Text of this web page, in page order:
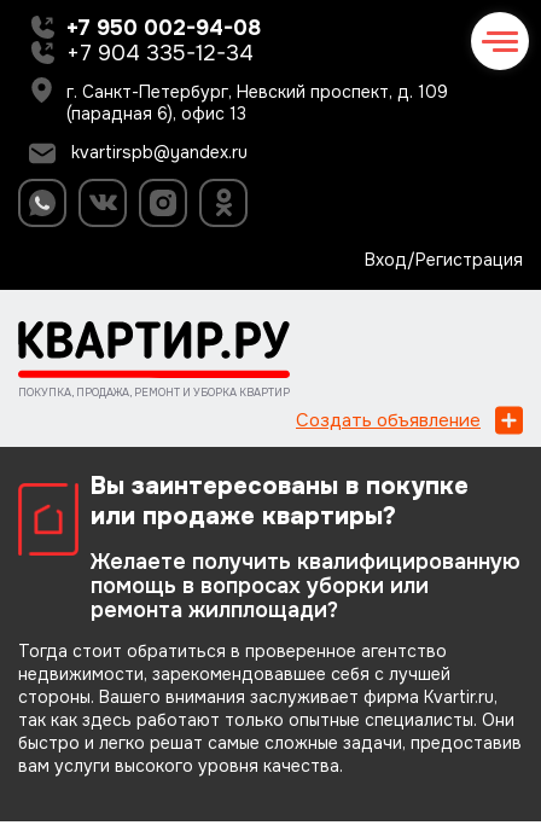
+7 950 002-94-08
+7 904 335-12-34
г. Санкт-Петербург, Невский проспект, д. 109
(парадная 6), офис 13
kvartirspb@yandex.ru
Вход/Регистрация
ПОКУПКА, ПРОДАЖА, РЕМОНТ И УБОРКА КВАРТИР
Создать объявление
Вы заинтересованы в покупке
или продаже квартиры?
Желаете получить квалифицированную
помощь в вопросах уборки или
ремонта жилплощади?
Тогда стоит обратиться в проверенное агентство
недвижимости, зарекомендовавшее себя с лучшей
стороны. Вашего внимания заслуживает фирма Kvartir.ru,
так как здесь работают только опытные специалисты. Они
быстро и легко решат самые сложные задачи, предоставив
вам услуги высокого уровня качества.